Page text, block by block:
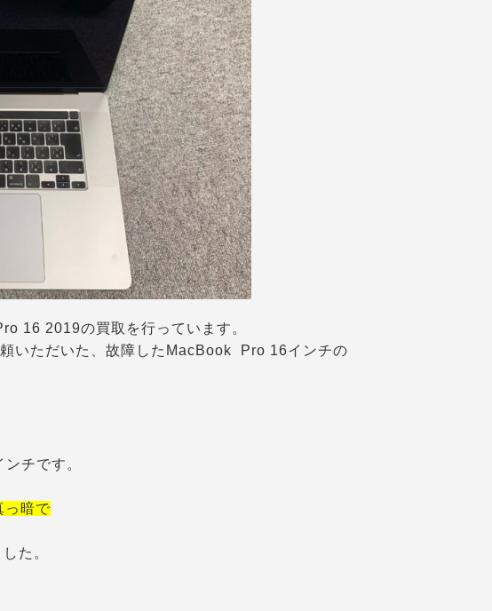
16 2019の買取を行っています。
いただいた、故障したMacBook Pro 16インチの
チです。
っ暗で
た。